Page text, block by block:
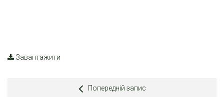
Завантажити
Попередній запис